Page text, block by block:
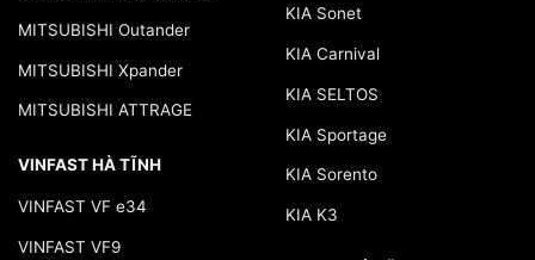
MITSUBISHI Outander
MITSUBISHI Xpander
MITSUBISHI ATTRAGE
VINFAST HÀ TĨNH
VINFAST VF e34
VINFAST VF9
KIA Sonet
KIA Carnival
KIA SELTOS
KIA Sportage
KIA Sorento
KIA K3